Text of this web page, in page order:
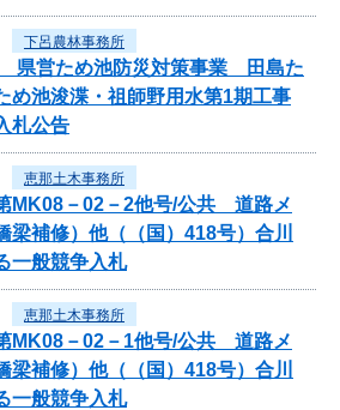
下呂農林事務所
県営ため池防災対策事業 田島た
池浚渫・祖師野用水第1期工事
札公告
恵那土木事務所
MK08－02－2他号/公共 道路メ
梁補修）他（（国）418号）合川
一般競争入札
恵那土木事務所
MK08－02－1他号/公共 道路メ
梁補修）他（（国）418号）合川
一般競争入札